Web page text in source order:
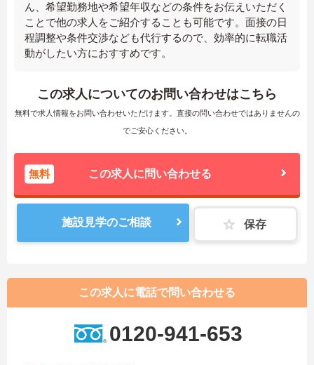
ん、希望勤務地や希望年収などの条件をお伝えいただく
ことで他の求人をご紹介することも可能です。面接の日
程調整や条件交渉なども代行するので、効率的に転職活
動がしたい方におすすめです。
この求人についてのお問い合わせはこちら
無料で求人情報をお問い合わせいただけます。直接の問い合わせではありませんの
でご安心ください。
無料 この求人に問い合わせる
施設見学のご相談 保存
この求人に電話で問い合わせる
0120-941-653